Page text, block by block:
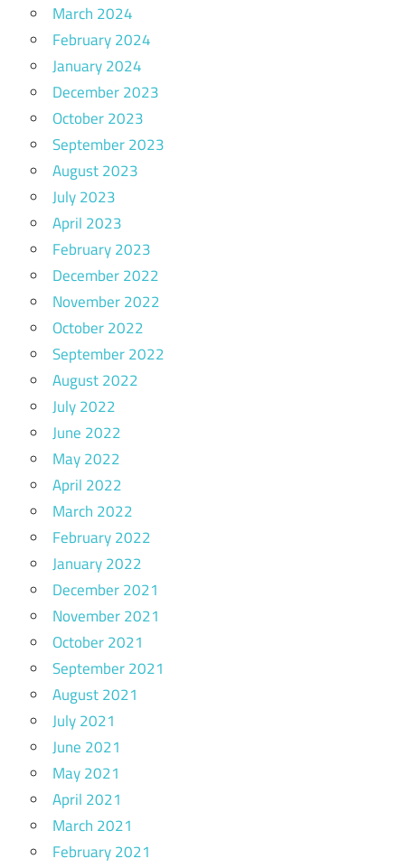
March 2024
February 2024
January 2024
December 2023
October 2023
September 2023
August 2023
July 2023
April 2023
February 2023
December 2022
November 2022
October 2022
September 2022
August 2022
July 2022
June 2022
May 2022
April 2022
March 2022
February 2022
January 2022
December 2021
November 2021
October 2021
September 2021
August 2021
July 2021
June 2021
May 2021
April 2021
March 2021
February 2021